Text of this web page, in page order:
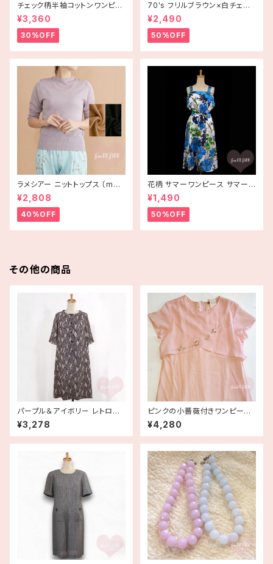
チェック柄半袖コットンワンピー
ス 古着
¥3,360
30%OFF
70's フリルブラウン×白チェッ
ク半袖ワンピース【アメリカ古
着】
¥2,490
50%OFF
ラメシアー ニットトップス 〔merl
ot plus〕
¥2,808
40%OFF
花柄 サマーワンピース サマード
レス ハイビスカス ブルー USA
古着 HAWAII
¥1,490
50%OFF
その他の商品
パープル＆アイボリー レトロ柄
ワンピース 古着
¥3,278
ピンクの小薔薇付きワンピース
【アメリカ古着】
¥4,280